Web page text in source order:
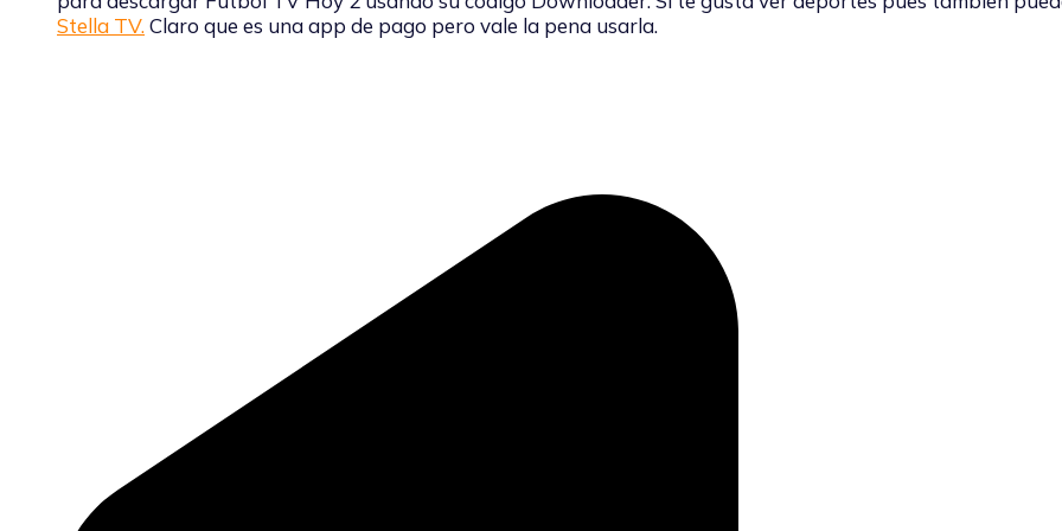
Stella TV. Claro que es una app de pago pero vale la pena usarla.